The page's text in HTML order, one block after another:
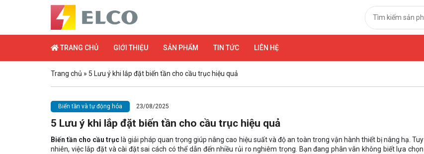
TRANG CHỦ GIỚI THIỆU SẢN PHẨM TIN TỨC LIÊN HỆ
Trang chủ » 5 Lưu ý khi lắp đặt biến tần cho cầu trục hiệu quả
Biến tần và tự động hóa 23/08/2025
5 Lưu ý khi lắp đặt biến tần cho cầu trục hiệu quả
Biến tần cho cầu trục là giải pháp quan trọng giúp nâng cao hiệu suất và độ an toàn trong vận hành thiết bị nâng hạ. Tuy
nhiên, việc lắp đặt và cài đặt sai cách có thể dẫn đến nhiều rủi ro nghiêm trọng. Bạn đang phân vân không biết lựa chọn